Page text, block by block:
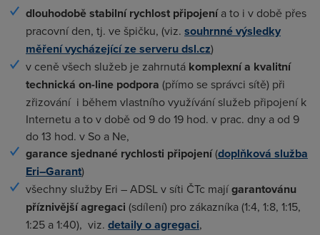
dlouhodobě stabilní rychlost připojenía to i v době přes
pracovní den, tj. ve špičku, (viz. souhrnné výsledky
měření vycházející ze serveru dsl.cz)
v ceně všech služeb je zahrnutá komplexní a kvalitní
technická on-line podpora (přímo se správci sítě) při
zřizování i během vlastního využívání služeb připojení k
Internetu a to v době od 9 do 19 hod. v prac. dny a od 9
do 13 hod. v So a Ne,
garance sjednané rychlosti připojení(doplňková služba
Eri–Garant)
všechny služby Eri – ADSL v síti ČTc majígarantovánu
příznivější agregaci (sdílení) pro zákazníka (1:4, 1:8, 1:15,
1:25 a 1:40), viz. detaily o agregaci,